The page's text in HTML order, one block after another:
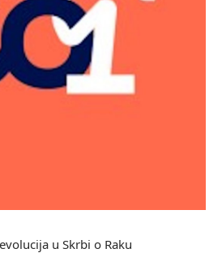
u Skrbi o Raku